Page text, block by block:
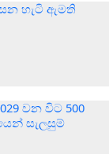
හැටි ඇමති
වන විට 500
සැලසුම්